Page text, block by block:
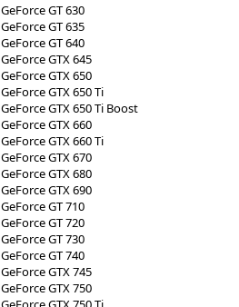
GeForce GT 630
GeForce GT 635
GeForce GT 640
GeForce GTX 645
GeForce GTX 650
GeForce GTX 650 Ti
GeForce GTX 650 Ti Boost
GeForce GTX 660
GeForce GTX 660 Ti
GeForce GTX 670
GeForce GTX 680
GeForce GTX 690
GeForce GT 710
GeForce GT 720
GeForce GT 730
GeForce GT 740
GeForce GTX 745
GeForce GTX 750